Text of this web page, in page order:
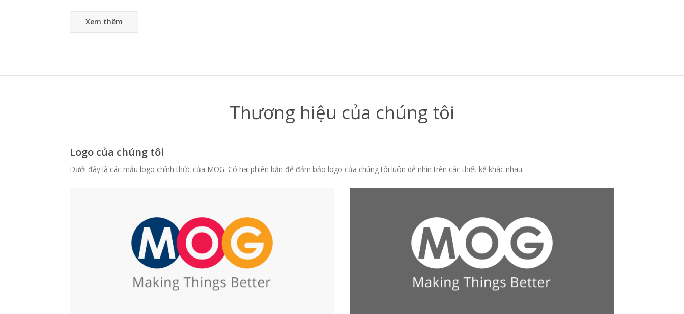
Xem thêm
Thương hiệu của chúng tôi
Logo của chúng tôi
Dưới đây là các mẫu logo chính thức của MOG. Có hai phiên bản để đảm bảo logo của chúng tôi luôn dễ nhìn trên các thiết kế khác nhau.